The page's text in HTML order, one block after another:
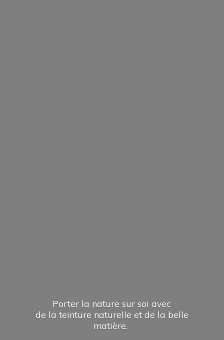
Porter la nature sur soi avec
de la teinture naturelle et de la belle
matière.